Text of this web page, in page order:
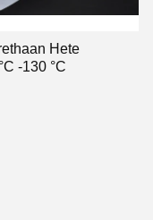
Hete
-130 °C